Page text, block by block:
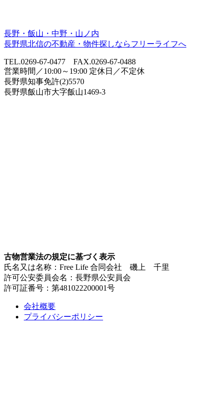
長野・飯山・中野・山ノ内
長野県北信の不動産・物件探しならフリーライフへ
TEL.0269-67-0477 FAX.0269-67-0488
営業時間／10:00～19:00 定休日／不定休
長野県知事免許(2)5570
長野県飯山市大字飯山1469-3
古物営業法の規定に基づく表示
氏名又は名称：Free Life 合同会社 磯上 千里
許可公安委員会名：長野県公安員会
許可証番号：第481022200001号
会社概要
プライバシーポリシー